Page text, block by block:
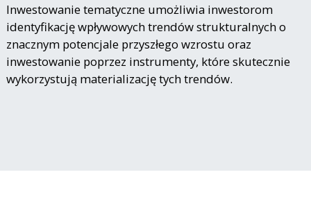
Inwestowanie tematyczne umożliwia inwestorom
identyfikację wpływowych trendów strukturalnych o
znacznym potencjale przyszłego wzrostu oraz
inwestowanie poprzez instrumenty, które skutecznie
wykorzystują materializację tych trendów.